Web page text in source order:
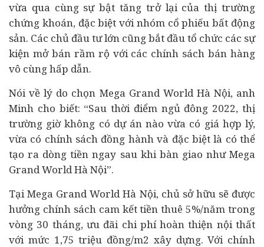
vừa qua cùng sự bật tăng trở lại của thị trường
chứng khoán, đặc biệt với nhóm cổ phiếubất động
sản. Các chủ đầu tư lớn cũng bắt đầu tổ chức các sự
kiện mở bán rầm rộ với các chính sách bán hàng
vô cùng hấp dẫn.
Nói về lý do chọn Mega Grand World Hà Nội, anh
Minh cho biết: “Sau thời điểm ngủ đông 2022, thị
trường giờ không có dự án nào vừa có giá hợp lý,
vừa có chính sách đồng hành và đặc biệt là có thể
tạo ra dòng tiền ngay sau khi bàn giao như Mega
Grand World Hà Nội”.
Tại Mega Grand World Hà Nội, chủ sở hữu sẽ được
hưởng chính sách cam kết tiền thuê 5%/năm trong
vòng 30 tháng, ưu đãi chi phí hoàn thiện nội thất
với mức 1,75 triệu đồng/m2 xây dựng. Với chính